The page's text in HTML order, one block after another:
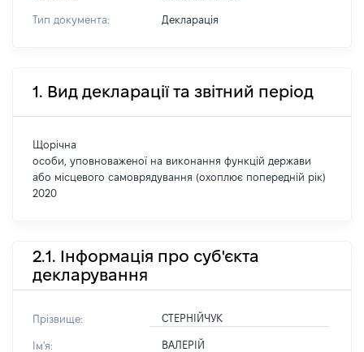
Тип документа: Декларація
1. Вид декларації та звітний період
Щорічна
особи, уповноваженої на виконання функцій держави
або місцевого самоврядування (охоплює попередній рік)
2020
2.1. Інформація про суб'єкта
декларування
Прізвище: СТЕРНІЙЧУК
Ім'я: ВАЛЕРІЙ